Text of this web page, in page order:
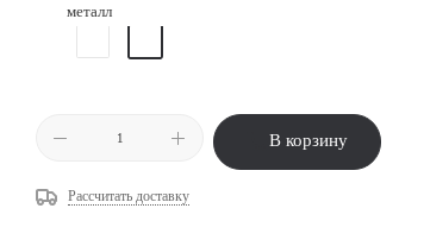
металл
В корзину
Рассчитать доставку